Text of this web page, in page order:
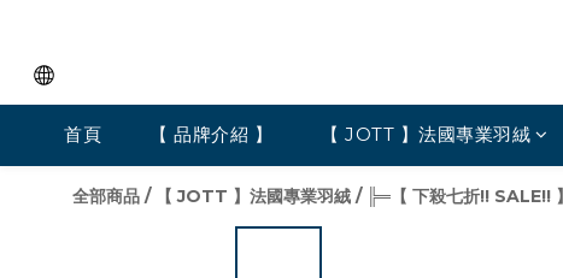
首頁 【 品牌介紹 】 【 JOTT 】法國專業羽絨
全部商品 / 【 JOTT 】法國專業羽絨 / ╠═【 下殺七折!! SALE!! 】